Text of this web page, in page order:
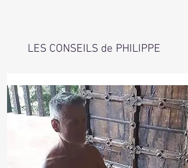
LES CONSEILS de PHILIPPE